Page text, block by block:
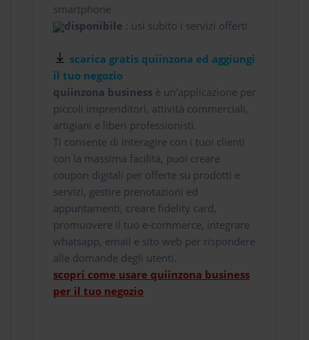
smartphone
disponibile : usi subito i servizi offerti
scarica gratis quiinzona ed aggiungi
il tuo negozio
quiinzona business è un'applicazione per
piccoli imprenditori, attività commerciali,
artigiani e liberi professionisti.
Ti consente di interagire con i tuoi clienti
con la massima facilità, puoi creare
coupon digitali per offerte su prodotti e
servizi, gestire prenotazioni ed
appuntamenti, creare fidelity card,
promuovere il tuo e-commerce, integrare
whatsapp, email e sito web per rispondere
alle domande degli utenti.
scopri come usare quiinzona business
per il tuo negozio